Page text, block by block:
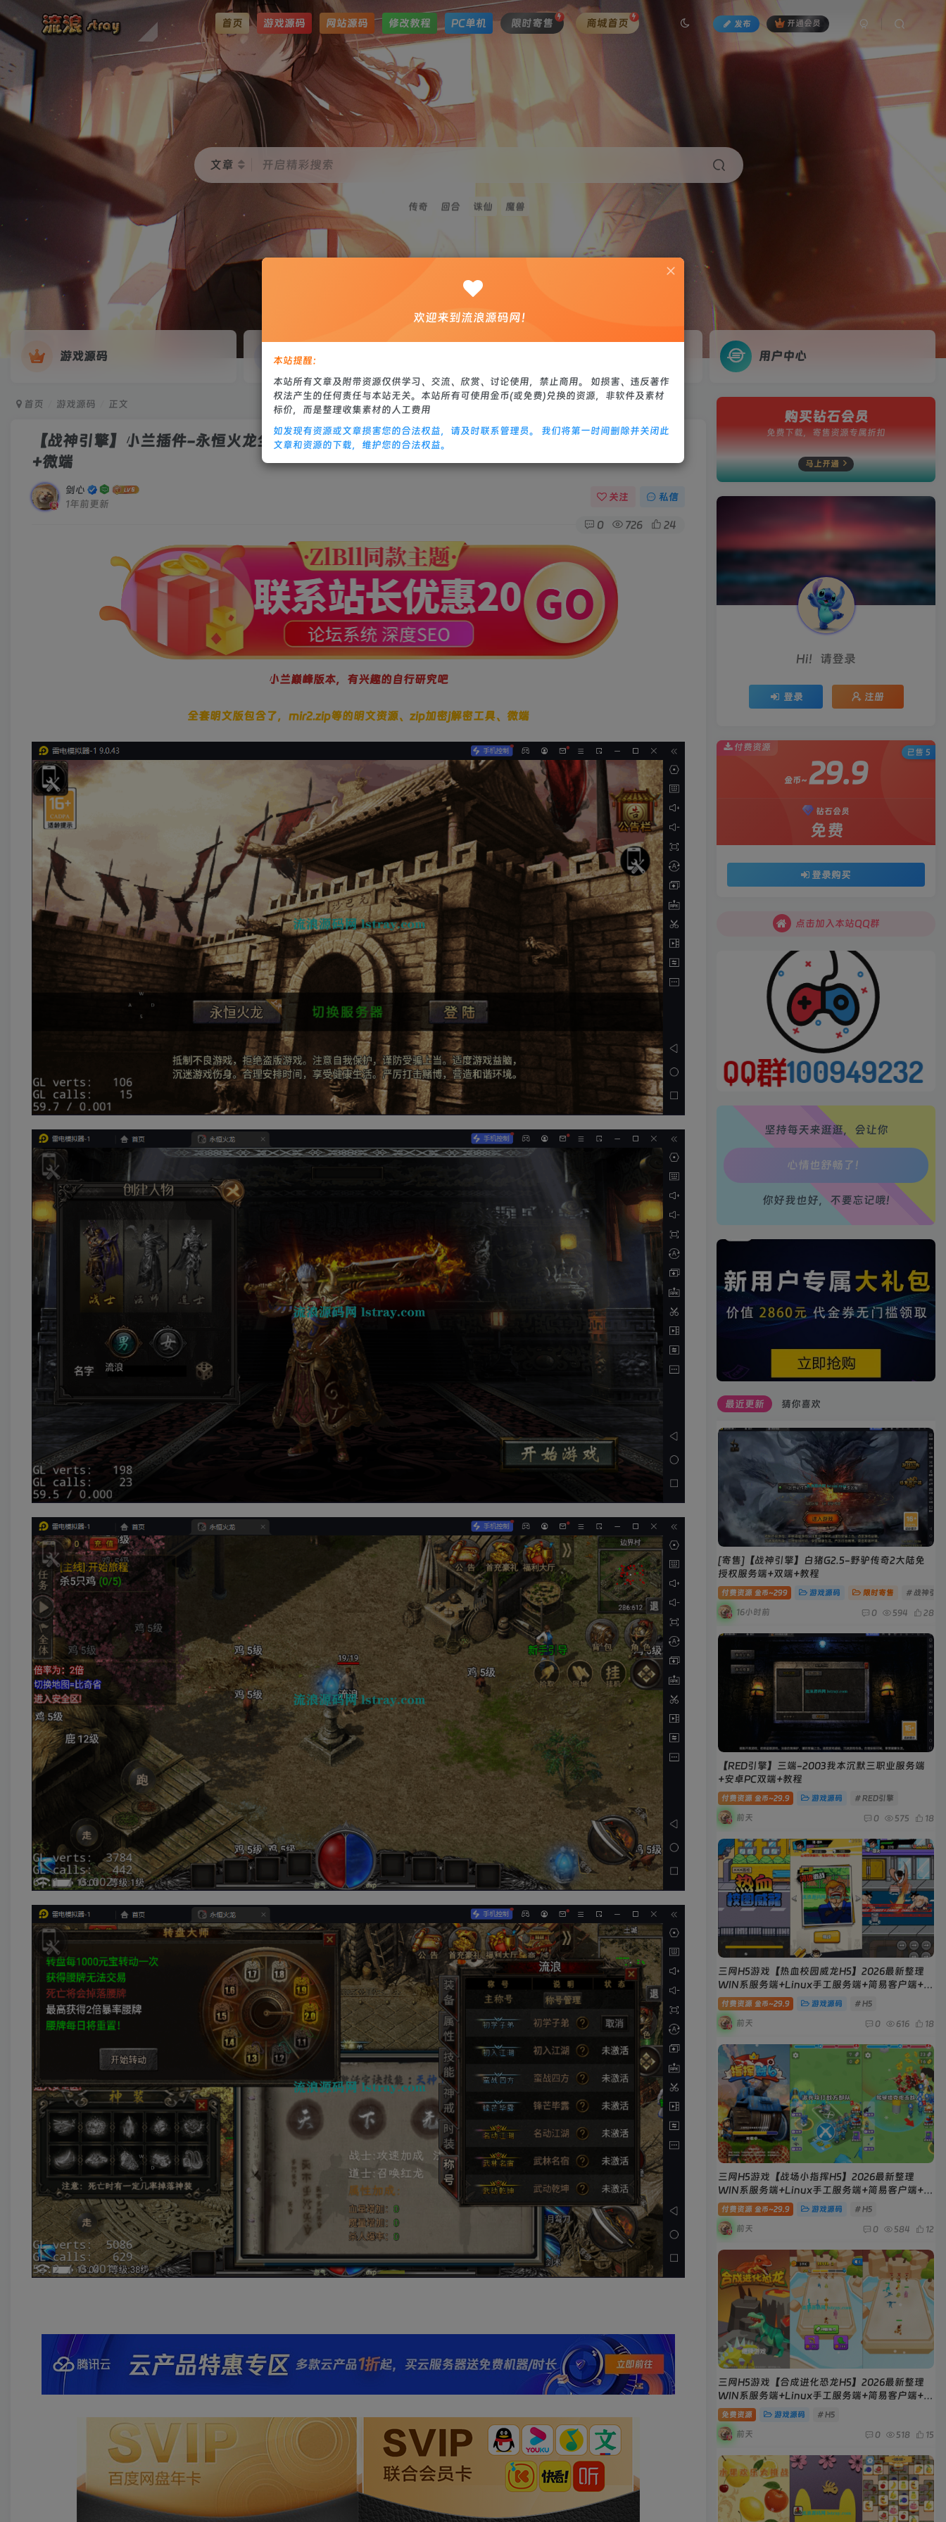
发布 开通会员
首页 游戏源码 网站源码 修改教程 PC单机 限时寄售 商城首页
文章 开启精彩搜索
传奇 回合 诛仙 魔兽
游戏源码 网站源码 用户中心
首页 游戏源码 正文
【战神引擎】小兰插件-永恒火龙全套明文服务端+全套明文+版本修改教程+zip加密j解密工具
+微端
剑心
1年前更新
关注 私信
0 726 24
小兰巅峰版本，有兴趣的自行研究吧
全套明文版包含了，mir2.zip等的明文资源、zip加密j解密工具、微端
购买钻石会员
免费下载，寄售资源专属折扣
马上开通
Hi！请登录
登录 注册
付费资源
金币~ 29.9
钻石会员
免费
登录购买
已售 5
点击加入本站QQ群
点击加入本站QQ群
坚持每天来逛逛，会让你
生活也美好了！
心情也舒畅了！
腿也不痛了！
腰也不酸了！
工作也轻松了！
你好我也好，不要忘记哦!
最近更新 猜你喜欢
[寄售]【战神引擎】白猪G2.5-野驴传奇2大陆免
授权服务端+双端+教程
付费资源 金币~299 游戏源码 限时寄售 # 战神引擎
16小时前 0 594 28
【RED引擎】三端-2003我本沉默三职业服务端
+安卓PC双端+教程
付费资源 金币~29.9 游戏源码 # RED引擎
前天 0 575 18
三网H5游戏【热血校园威龙H5】2026最新整理
WIN系服务端+Linux手工服务端+简易客户端+教
程
付费资源 金币~29.9 游戏源码 # H5
前天 0 616 18
三网H5游戏【战场小指挥H5】2026最新整理
WIN系服务端+Linux手工服务端+简易客户端+教
程
付费资源 金币~29.9 游戏源码 # H5
前天 0 584 12
三网H5游戏【合成进化恐龙H5】2026最新整理
WIN系服务端+Linux手工服务端+简易客户端+教
程
免费资源 游戏源码 # H5
前天 0 518 15
欢迎来到流浪源码网！
本站提醒：
本站所有文章及附带资源仅供学习、交流、欣赏、讨论使用，禁止商用。 如损害、违反著作
权法产生的任何责任与本站无关。本站所有可使用金币(或免费)兑换的资源，非软件及素材
标价，而是整理收集素材的人工费用
如发现有资源或文章损害您的合法权益，请及时联系管理员。 我们将第一时间删除并关闭此
文章和资源的下载，维护您的合法权益。